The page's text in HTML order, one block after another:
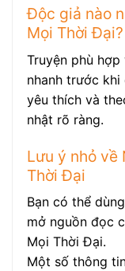
Độc giả nào
Mọi Thời Đại?
Truyện phù
nhanh trước
yêu thích và
nhật rõ ràng.
Lưu ý nhỏ về
Thời Đại
Bạn có thể
mở nguồn đọc
Mọi Thời Đại.
Một số thông